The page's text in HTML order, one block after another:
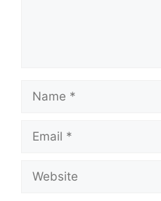
Name
Email
Website